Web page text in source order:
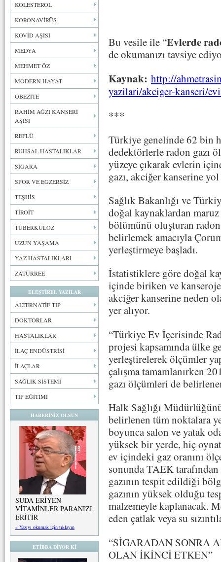
KOLESTEROL
KORONAVİRÜS
KOVİD AŞISI
MEDYA
MEHMET ÖZ
MODERN HAYAT
OBEZİTE
RAHİM AĞZI KANSERİ
AŞISI
REFLÜ
RUHSAL HASTALIKLAR
SİGARA
SPOR VE EGZERSİZ
TEŞHİS
TİROİT
TÜBERKÜLOZ
UZUN YAŞAMA
YAZ HASTALIKLARI
ZATÜRREE
ELEŞTİREL YAZILAR
ALTERNATİF TIP
DOKTORLAR
HASTALIKLAR
İLAÇ ENDÜSTRİSİ
İLAÇLAR
SAĞLIK SİSTEMİ
TIP EĞİTİMİ
HABERİNİZ OLSUN
SUDA ERİYEN
VİTAMİNLER PARANIZI
ERİTİR
» Yazıyı okumak için tıklayın
ETİBBA DİYOR Kİ
Bu vesile ile “Evlerde
de okumanızı tavsiye
Kaynak: http://
yazilari/akciger-kanseri/
***
Türkiye genelinde 62 bin
dedektörlerle radon gazı
yüzeye çıkarak evlerin
gazı, akciğer kanserine
Sağlık Bakanlığı ve
doğal kaynaklardan
bölümünü oluşturan
belirlemek amacıyla
yerleştirmeye başladı.
İstatistiklere göre doğal
içinde biriken ve
akciğer kanserine neden
yer alıyor.
“Türkiye Ev İçerisinde
projesi kapsamında ülke
yerleştirelerek ölçümler
çalışma tamamlanırken
gazı ölçümleri de
Halk Sağlığı
belirlenen tüm noktalara
boyunca salon ve yatak
yüksek bir yerde, hiç
ev içindeki gaz oranını
sonunda TAEK
gazının tespit edildiği
gazının yüksek olduğu
malzemeyle kaplanacak.
eden çatlak veya su
“SİGARADAN SONRA
OLAN İKİNCİ ETKEN”